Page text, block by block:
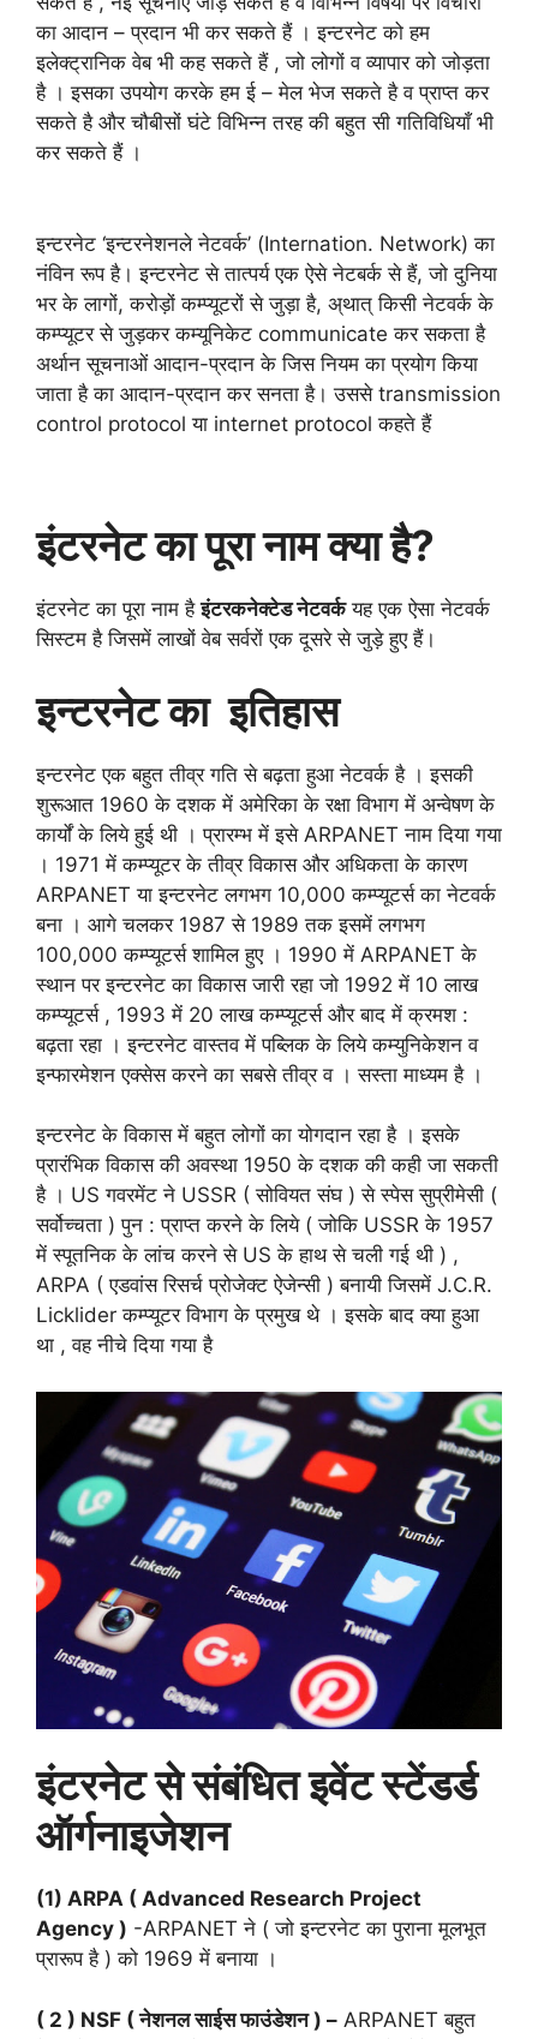
का आदान – प्रदान भी कर सकते हैं । इन्टरनेट को हम
इलेक्ट्रानिक वेब भी कह सकते हैं , जो लोगों व व्यापार को जोड़ता
है । इसका उपयोग करके हम ई – मेल भेज सकते है व प्राप्त कर
सकते है और चौबीसों घंटे विभिन्न तरह की बहुत सी गतिविधियाँ भी
कर सकते हैं ।
इन्टरनेट ‘इन्टरनेशनले नेटवर्क’ (Internation. Network) का
नंविन रूप है। इन्टरनेट से तात्पर्य एक ऐसे नेटबर्क से हैं, जो दुनिया
भर के लागों, करोड़ों कम्प्यूटरों से जुड़ा है, अ्थात् किसी नेटवर्क के
कम्प्यूटर से जुड़कर कम्यूनिकेट communicate कर सकता है
अर्थान सूचनाओं आदान-प्रदान के जिस नियम का प्रयोग किया
जाता है का आदान-प्रदान कर सनता है। उससे transmission
control protocol या internet protocol कहते हैं
इंटरनेट का पूरा नाम क्या है?
इंटरनेट का पूरा नाम हैइंटरकनेक्टेड नेटवर्कयह एक ऐसा नेटवर्क
सिस्टम है जिसमें लाखों वेब सर्वरों एक दूसरे से जुड़े हुए हैं।
इन्टरनेट का इतिहास
इन्टरनेट एक बहुत तीव्र गति से बढ़ता हुआ नेटवर्क है । इसकी
शुरूआत 1960 के दशक में अमेरिका के रक्षा विभाग में अन्वेषण के
कार्यों के लिये हुई थी । प्रारम्भ में इसे ARPANET नाम दिया गया
। 1971 में कम्प्यूटर के तीव्र विकास और अधिकता के कारण
ARPANET या इन्टरनेट लगभग 10,000 कम्प्यूटर्स का नेटवर्क
बना । आगे चलकर 1987 से 1989 तक इसमें लगभग
100,000 कम्प्यूटर्स शामिल हुए । 1990 में ARPANET के
स्थान पर इन्टरनेट का विकास जारी रहा जो 1992 में 10 लाख
कम्प्यूटर्स , 1993 में 20 लाख कम्प्यूटर्स और बाद में क्रमश :
बढ़ता रहा । इन्टरनेट वास्तव में पब्लिक के लिये कम्युनिकेशन व
इन्फारमेशन एक्सेस करने का सबसे तीव्र व । सस्ता माध्यम है ।
इन्टरनेट के विकास में बहुत लोगों का योगदान रहा है । इसके
प्रारंभिक विकास की अवस्था 1950 के दशक की कही जा सकती
है । US गवरमेंट ने USSR ( सोवियत संघ ) से स्पेस सुप्रीमेसी (
सर्वोच्चता ) पुन : प्राप्त करने के लिये ( जोकि USSR के 1957
में स्पूतनिक के लांच करने से US के हाथ से चली गई थी ) ,
ARPA ( एडवांस रिसर्च प्रोजेक्ट ऐजेन्सी ) बनायी जिसमें J.C.R.
Licklider कम्प्यूटर विभाग के प्रमुख थे । इसके बाद क्या हुआ
था , वह नीचे दिया गया है
इंटरनेट से संबंधित इवेंट स्टेंडर्ड
ऑर्गनाइजेशन
(1) ARPA ( Advanced Research Project
Agency ) -ARPANET ने ( जो इन्टरनेट का पुराना मूलभूत
प्रारूप है ) को 1969 में बनाया ।
( 2 ) NSF ( नेशनल साईस फाउंडेशन ) – ARPANET बहुत